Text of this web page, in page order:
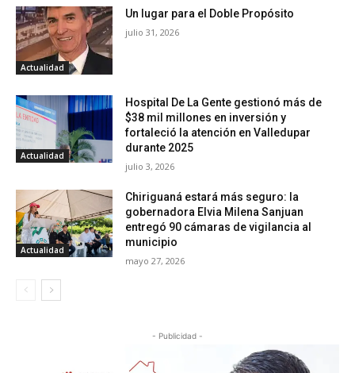
Actualidad
Un lugar para el Doble Propósito
julio 31, 2026
Actualidad
Hospital De La Gente gestionó más de
$38 mil millones en inversión y
fortaleció la atención en Valledupar
durante 2025
julio 3, 2026
Actualidad
Chiriguaná estará más seguro: la
gobernadora Elvia Milena Sanjuan
entregó 90 cámaras de vigilancia al
municipio
mayo 27, 2026
- Publicidad -